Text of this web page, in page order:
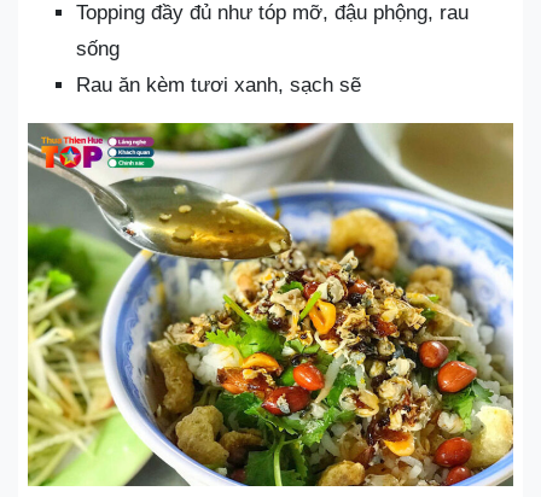
Topping đầy đủ như tóp mỡ, đậu phộng, rau
sống
Rau ăn kèm tươi xanh, sạch sẽ